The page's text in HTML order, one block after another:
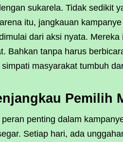
sukarela. Tidak sedikit
itu, jangkauan
dari aksi nyata.
Bahkan tanpa harus
masyarakat tumbuh
Pemilih
penting dalam
Setiap hari, ada